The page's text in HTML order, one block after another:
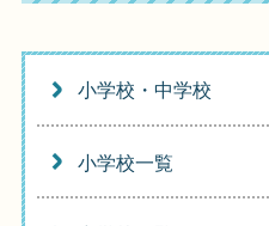
小学校・中学校
小学校一覧